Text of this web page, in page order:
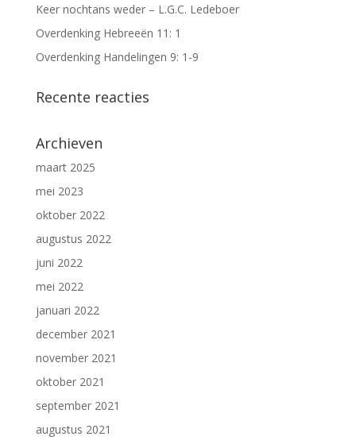
Keer nochtans weder – L.G.C. Ledeboer
Overdenking Hebreeën 11: 1
Overdenking Handelingen 9: 1-9
Recente reacties
Archieven
maart 2025
mei 2023
oktober 2022
augustus 2022
juni 2022
mei 2022
januari 2022
december 2021
november 2021
oktober 2021
september 2021
augustus 2021